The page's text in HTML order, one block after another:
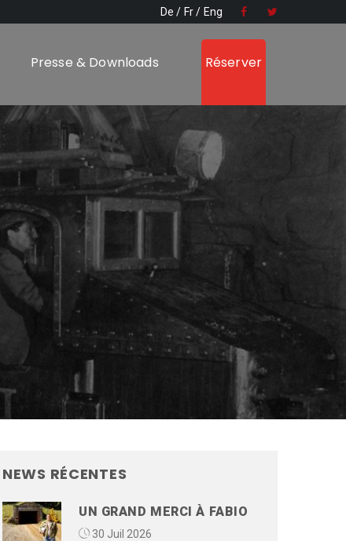
De Fr Eng
Presse & Downloads Réserver
NEWS RÉCENTES
UN GRAND MERCI À FABIO
30 Juil 2026